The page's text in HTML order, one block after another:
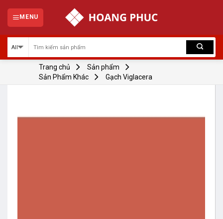
content
MENU
Trang chủ
Sản phẩm
Sản Phẩm Khác
Gạch Viglacera